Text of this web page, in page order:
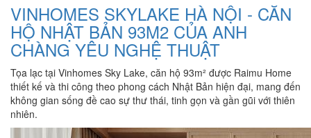
VINHOMES SKYLAKE HÀ NỘI - CĂN
HỘ NHẬT BẢN 93M2 CỦA ANH
CHÀNG YÊU NGHỆ THUẬT
Tọa lạc tại Vinhomes Sky Lake, căn hộ 93m² được Raimu Home
thiết kế và thi công theo phong cách Nhật Bản hiện đại, mang đến
không gian sống đề cao sự thư thái, tinh gọn và gần gũi với thiên
nhiên.